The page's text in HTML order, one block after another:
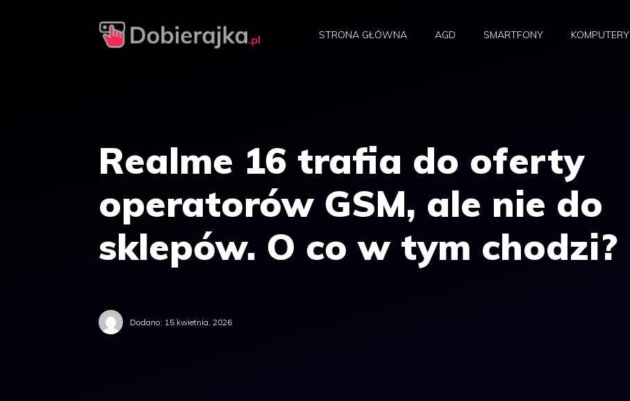
STRONA GŁÓWNA AGD SMARTFONY KOMPUTERY
Realme 16 trafia do oferty
operatorów GSM, ale nie do
sklepów. O co w tym chodzi?
Dodano: 15 kwietnia, 2026